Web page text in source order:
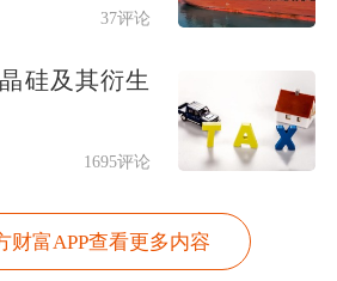
不易”形容上述成绩
是公司发展历程中极不
部环境复杂多变，消费
市场波动等因素对公司
成不同程度的冲击，经
37评论
硅及其衍生
1695评论
财富APP查看更多内容